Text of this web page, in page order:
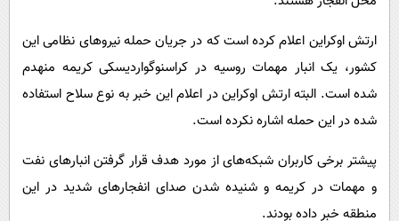
ارتش اوکراین اعلام کرده است که در جریان حمله نیروهای نظامی این
کشور، یک انبار مهمات روسیه در کراسنوگواردیسکی کریمه منهدم
شده است. البته ارتش اوکراین در اعلام این خبر به نوع سلاح استفاده
شده در این حمله اشاره نکرده است.
پیشتر برخی کاربران شبکه‌های از مورد هدف قرار گرفتن انبارهای نفت
و مهمات در کریمه و شنیده شدن صدای انفجارهای شدید در این
منطقه خبر داده بودند.